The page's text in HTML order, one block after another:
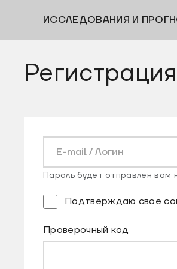
ИССЛЕДОВАНИЯ И
Регистрация
Пароль будет отправлен вам
Подтверждаю свое
Проверочный код